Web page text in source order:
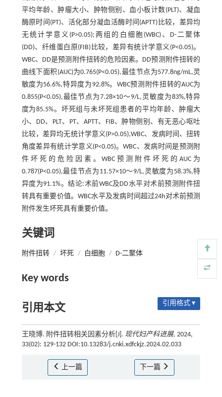
平均年龄、肿瘤大小、肿物侧别、血小板计数(PLT)、凝血
酶原时间(PT)、活化部分凝血活酶时间(APTT)比较，差异均
无统计学意义(P>0.05);两组的白细胞(WBC)、D-二聚体
(DD)、纤维蛋白原(FIB)比较，差异有统计学意义(P<0.05)。
WBC、DD是预测附件扭转的危险因素。DD预测附件扭转的
曲线下面积(AUC)为0.765(P<0.05),最佳节点为577.8ng/mL,灵
敏度为56.6%,特异度为92.8%。WBC预测附件扭转的AUC为
0.855(P<0.05),最佳节点为7.28×10～9/L,灵敏度为83%,特异
度为85.5%。坏死组与未坏死组患者的平均年龄、肿瘤大
小、DD、PLT、PT、APTT、FIB、肿物侧别、有无恶心呕吐
比较，差异均无统计学意义(P>0.05),WBC、发病时间、扭转
角度差异有统计学意义(P<0.05)。WBC、发病时间是预测附
件坏死的危险因素。WBC预测附件坏死的AUC为
0.787(P<0.05),最佳节点为11.57×10～9/L,灵敏度为58.3%,特
异度为91.1%。结论:术前WBC及DD水平对术前预测附件扭
转具有重要价值。WBC水平及发病时间超过24h对术前预测
附件发生坏死具有重要价值。
关键词
附件扭转 / 坏死 / 白细胞 / D-二聚体
Key words
引用本文 引用格式 ▾
王晓博. 附件扭转相关因素分析[J]. 现代妇产科进展, 2024,
33(02): 129-132 DOI:10.13283/j.cnki.xdfckjz.2024.02.033
上一篇 下一篇